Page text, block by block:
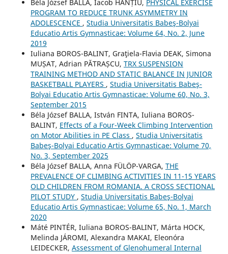
Béla József BALLA, Iacob HANȚIU, PHYSICAL EXERCISE
PROGRAM TO REDUCE TRUNK ASYMMETRY IN
ADOLESCENCE , Studia Universitatis Babeş-Bolyai
Educatio Artis Gymnasticae: Volume 64, No. 2, June
2019
Iuliana BOROS-BALINT, Graţiela-Flavia DEAK, Simona
MUȘAT, Adrian PĂTRAȘCU, TRX SUSPENSION
TRAINING METHOD AND STATIC BALANCE IN JUNIOR
BASKETBALL PLAYERS , Studia Universitatis Babeş-
Bolyai Educatio Artis Gymnasticae: Volume 60, No. 3,
September 2015
Béla József BALLA, István FINTA, Iuliana BOROS-
BALINT, Effects of a Four-Week Climbing Intervention
on Motor Abilities in PE Class , Studia Universitatis
Babeş-Bolyai Educatio Artis Gymnasticae: Volume 70,
No. 3, September 2025
Béla József BALLA, Anna FÜLÖP-VARGA, THE
PREVALENCE OF CLIMBING ACTIVITIES IN 11-15 YEARS
OLD CHILDREN FROM ROMANIA. A CROSS SECTIONAL
PILOT STUDY , Studia Universitatis Babeş-Bolyai
Educatio Artis Gymnasticae: Volume 65, No. 1, March
2020
Máté PINTÉR, Iuliana BOROS-BALINT, Márta HOCK,
Melinda JÁROMI, Alexandra MAKAI, Eleonóra
LEIDECKER, Assessment of Glenohumeral Internal